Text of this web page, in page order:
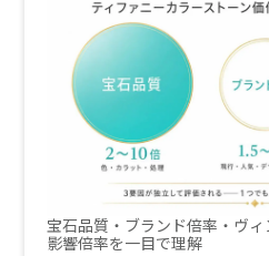
宝石品質・ブランド倍率・ヴ
影響倍率を一目で理解